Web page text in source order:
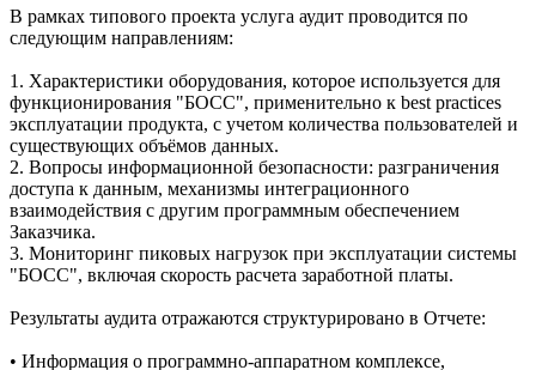
В рамках типового проекта услуга аудит проводится по
следующим направлениям:
1. Характеристики оборудования, которое используется для
функционирования "БОСС", применительно к best practices
эксплуатации продукта, с учетом количества пользователей и
существующих объёмов данных.
2. Вопросы информационной безопасности: разграничения
доступа к данным, механизмы интеграционного
взаимодействия с другим программным обеспечением
Заказчика.
3. Мониторинг пиковых нагрузок при эксплуатации системы
"БОСС", включая скорость расчета заработной платы.
Результаты аудита отражаются структурировано в Отчете:
• Информация о программно-аппаратном комплексе,